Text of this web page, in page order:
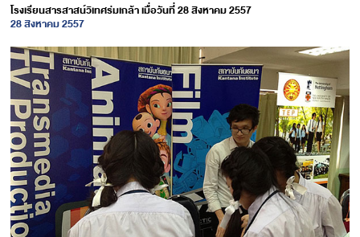
โรงเรียนสารสาสน์วิเทศร่มเกล้า เมื่อวันที่ 28 สิงหาคม 2557
28 สิงหาคม 2557